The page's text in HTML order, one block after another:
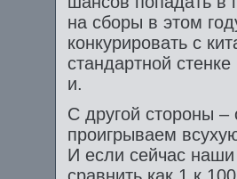
на сборы в этом
конкурировать с
стандартной
и.
С другой стороны
проигрываем
И если сейчас